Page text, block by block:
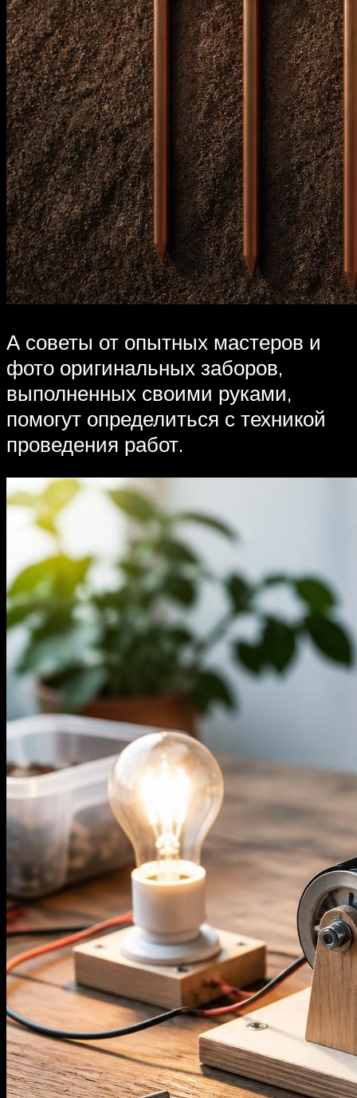
А советы от опытных мастеров и
фото оригинальных заборов,
выполненных своими руками,
помогут определиться с техникой
проведения работ.